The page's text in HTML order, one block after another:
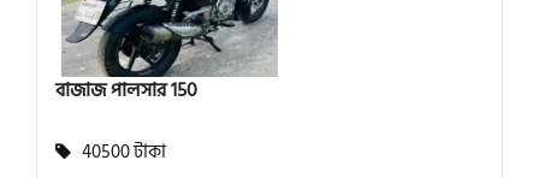
বাজাজ পালসার 150
40500 টাকা